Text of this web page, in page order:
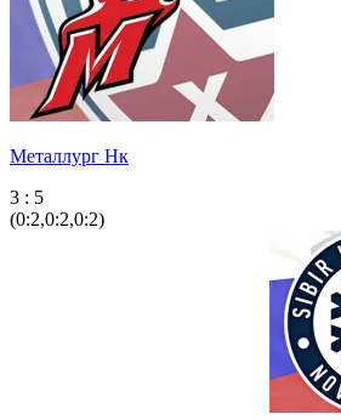
Металлург Нк
3 : 5
(0:2,0:2,0:2)